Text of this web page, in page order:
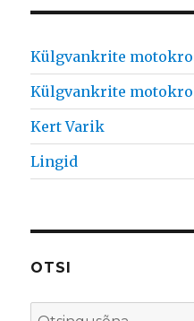
Külgvankrite
Külgvankrite
Kert Varik
Lingid
OTSI
Search